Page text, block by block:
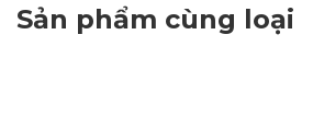
Sản phẩm cùng loại